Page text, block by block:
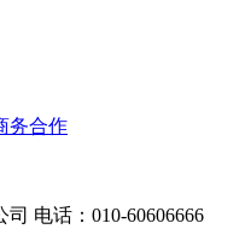
务合作
电话：010-60606666